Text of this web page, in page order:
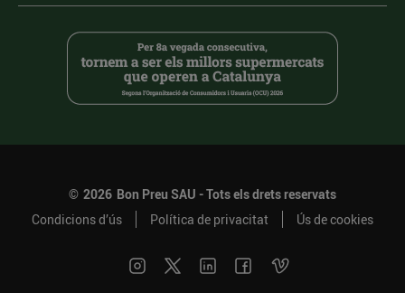
© 2026 Bon Preu SAU - Tots els drets reservats
Condicions d’ús
Política de privacitat Ús de cookies